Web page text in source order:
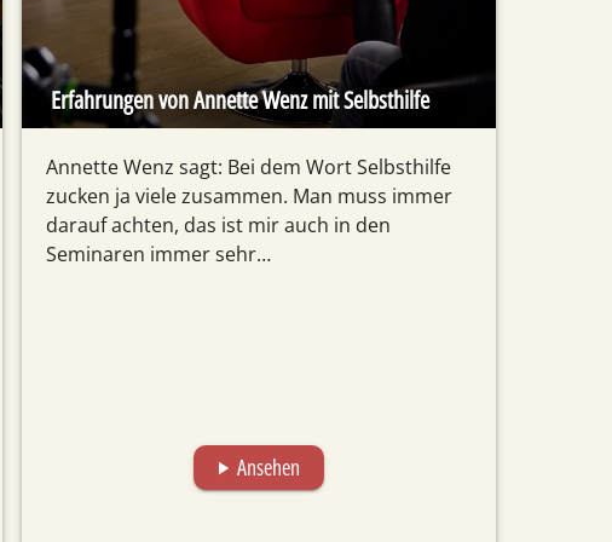
Erfahrungen von Annette Wenz mit Selbsthilfe
Annette Wenz sagt: Bei dem Wort Selbsthilfe
zucken ja viele zusammen. Man muss immer
darauf achten, das ist mir auch in den
Seminaren immer sehr…
play_arrow Ansehen